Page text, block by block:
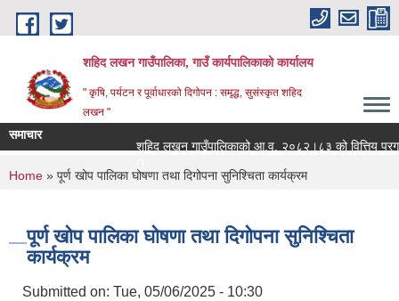
Skip to main content
शहिद लखन गाउँपालिका, गाउँ कार्यपालिकाको कार्यालय
" कृषि, पर्यटन र पूर्वाधारको दिगोपन : समृद्ध, सुसंस्कृत शहिद
लखन "
समाचार
शहिद लखन गाउँपालिकाको आ.व. २०८२।८३ को वित्तिय प्रगती
You are here
Home » पूर्ण खोप पालिका घोषणा तथा दिगोपना सुनिश्चिता कार्यक्रम
पूर्ण खोप पालिका घोषणा तथा दिगोपना सुनिश्चिता
कार्यक्रम
Submitted on: Tue, 05/06/2025 - 10:30